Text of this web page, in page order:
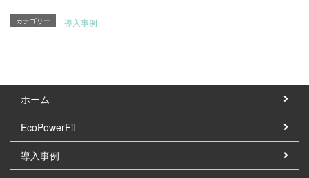
カテゴリー 導入事例
ホーム
EcoPowerFit
導入事例